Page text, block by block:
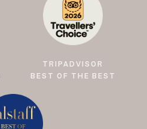
TRIPADVISOR
BEST OF THE BEST